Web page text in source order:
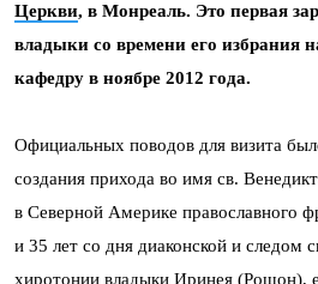
Церкви, в Монреаль. Это первая
владыки со времени его избрания
кафедру в ноябре 2012 года.
Официальных поводов для визита
создания прихода во имя св.
в Северной Америке православного
и 35 лет со дня диаконской и следом
хиротонии владыки Иринея (Рошон),